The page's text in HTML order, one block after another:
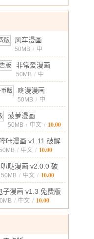
风车漫画
v9.191.216 免
50MB / 中
文 / 10.00
非常爱漫画
v5.2.44 无广告
50MB / 中
文 / 10.00
咚漫漫画
v3.0.9.8 无限
50MB / 中
文 / 10.00
菠萝漫画
v3.33.00 免费版
50MB / 中文 / 10.00
哔咔漫画 v1.11 破解
/ 中文 / 10.00
叭哒漫画 v2.0.0 破
解版
50MB / 中文 / 10.00
子漫画 v1.3 免费版
/ 中文 / 10.00